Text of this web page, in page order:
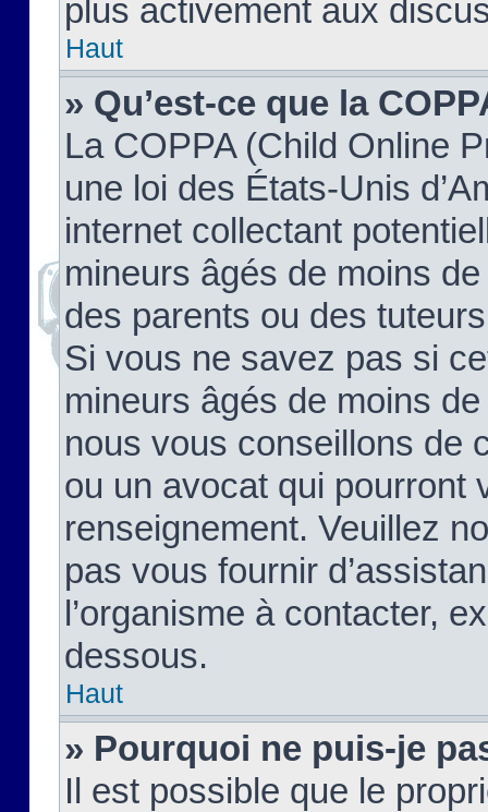
plus activement aux
Haut
» Qu’est-ce que la
La COPPA (Child Online
une loi des États-Unis
internet collectant
mineurs âgés de moins
des parents ou des
Si vous ne savez pas si
mineurs âgés de moins
nous vous conseillons de
ou un avocat qui pourront
renseignement. Veuillez
pas vous fournir
l’organisme à contacter,
dessous.
Haut
» Pourquoi ne puis-je
Il est possible que le